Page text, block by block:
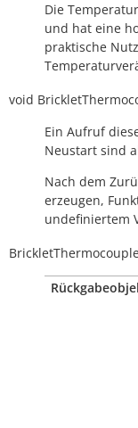
Die
und hat eine
praktische
void
Ein Aufruf
Neustart sind
Nach dem
erzeugen,
undefiniertem